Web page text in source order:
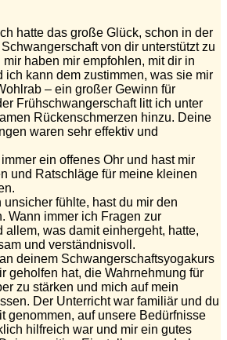
hatte das große Glück, schon in der
von dir unterstützt zu
haben mir empfohlen, mit dir in
ich kann dem zustimmen, was sie mir
– ein großer Gewinn für
Frühschwangerschaft litt ich unter
Rückenschmerzen hinzu. Deine
waren sehr effektiv und
ein offenes Ohr und hast mir
und Ratschläge für meine kleinen
fühlte, hast du mir den
Wann immer ich Fragen zur
allem, was damit einhergeht, hatte,
und verständnisvoll.
deinem Schwangerschaftsyogakurs
geholfen hat, die Wahrnehmung für
zu stärken und mich auf mein
Der Unterricht war familiär und du
genommen, auf unsere Bedürfnisse
hilfreich war und mir ein gutes